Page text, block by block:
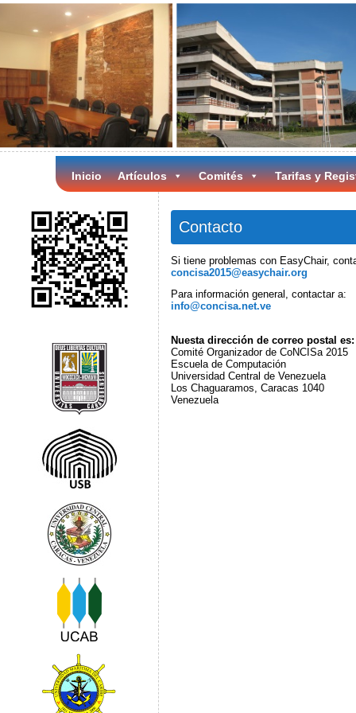
Inicio Artículos Comités Tarifas y
Contacto
Si tiene problemas con EasyChair,
concisa2015@easychair.org
Para información general, contactar a:
info@concisa.net.ve
Nuesta dirección de correo postal es:
Comité Organizador de CoNCISa 2015
Escuela de Computación
Universidad Central de Venezuela
Los Chaguaramos, Caracas 1040
Venezuela